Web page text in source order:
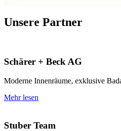
Unsere Partner
Schärer + Beck AG
Moderne Innenräume, exklusive
Mehr lesen
Stuber Team